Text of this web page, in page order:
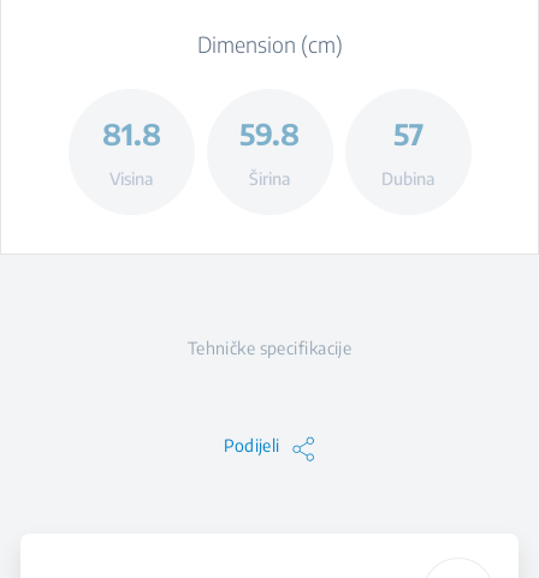
Dimension (cm)
81.8
Visina
59.8
Širina
57
Dubina
Tehničke specifikacije
Podijeli